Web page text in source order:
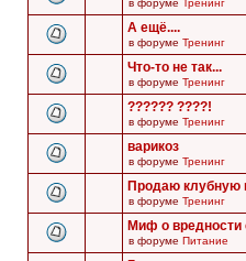
в форуме Тренинг
А ещё....
в форуме Тренинг
Что-то не так...
в форуме Тренинг
?????? ????!
в форуме Тренинг
варикоз
в форуме Тренинг
Продаю клубную
в форуме Тренинг
Миф о вредности
в форуме Питание